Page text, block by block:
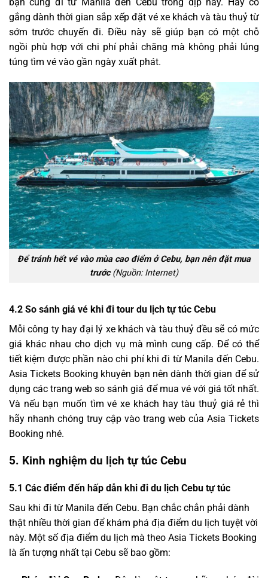
bạn cũng đi từ Manila đến Cebu trong dịp này. Hãy cố
gắng dành thời gian sắp xếp đặt vé xe khách và tàu thuỷ từ
sớm trước chuyến đi. Điều này sẽ giúp bạn có một chỗ
ngồi phù hợp với chi phí phải chăng mà không phải lúng
túng tìm vé vào gần ngày xuất phát.
Để tránh hết vé vào mùa cao điểm ở Cebu, bạn nên đặt mua
trước(Nguồn: Internet)
4.2 So sánh giá vé khi đi tour du lịch tự túc Cebu
Mỗi công ty hay đại lý xe khách và tàu thuỷ đều sẽ có mức
giá khác nhau cho dịch vụ mà mình cung cấp. Để có thể
tiết kiệm được phần nào chi phí khi đi từ Manila đến Cebu.
Asia Tickets Booking khuyên bạn nên dành thời gian để sử
dụng các trang web so sánh giá để mua vé với giá tốt nhất.
Và nếu bạn muốn tìm vé xe khách hay tàu thuỷ giá rẻ thì
hãy nhanh chóng truy cập vào trang web của Asia Tickets
Booking nhé.
5. Kinh nghiệm du lịch tự túc Cebu
5.1 Các điểm đến hấp dẫn khi đi du lịch Cebu tự túc
Sau khi đi từ Manila đến Cebu. Bạn chắc chắn phải dành
thật nhiều thời gian để khám phá địa điểm du lịch tuyệt vời
này. Một số địa điểm du lịch mà theo Asia Tickets Booking
là ấn tượng nhất tại Cebu sẽ bao gồm: